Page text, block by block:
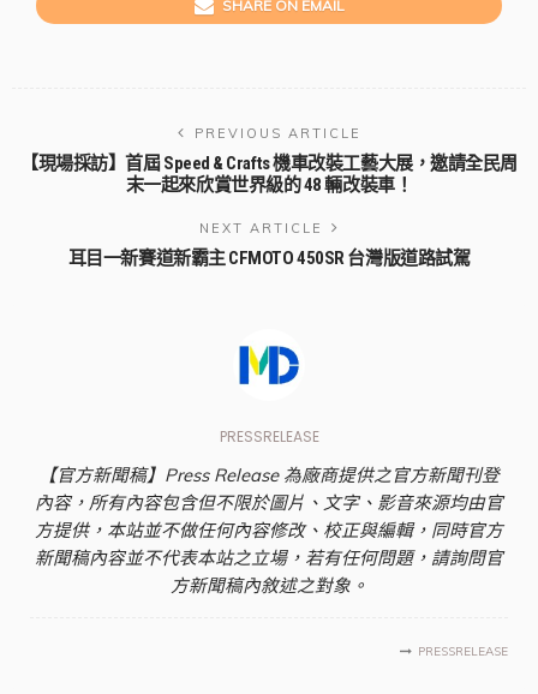
SHARE ON EMAIL
PREVIOUS ARTICLE
【現場採訪】首屆 Speed & Crafts 機車改裝工藝大展，邀請全民周
末一起來欣賞世界級的 48 輛改裝車！
NEXT ARTICLE
耳目一新賽道新霸主 CFMOTO 450SR 台灣版道路試駕
PRESSRELEASE
【官方新聞稿】Press Release 為廠商提供之官方新聞刊登
內容，所有內容包含但不限於圖片、文字、影音來源均由官
方提供，本站並不做任何內容修改、校正與編輯，同時官方
新聞稿內容並不代表本站之立場，若有任何問題，請詢問官
方新聞稿內敘述之對象。
PRESSRELEASE